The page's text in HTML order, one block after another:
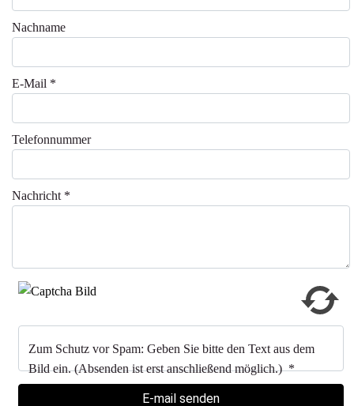
Nachname
E-Mail *
Telefonnummer
Nachricht *
Zum Schutz vor Spam: Geben Sie bitte den Text aus dem
Bild ein. (Absenden ist erst anschließend möglich.)*
E-mail senden